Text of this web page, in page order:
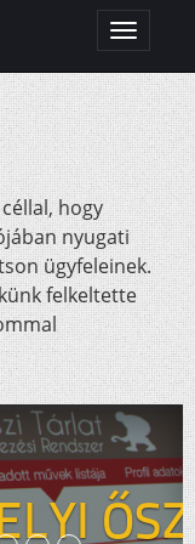
Toggle
hogy
nyugati
ügyfeleinek.
felkeltette